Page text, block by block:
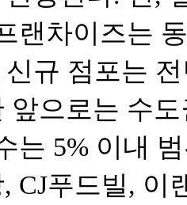
랜차이즈는
규 점포는
앞으로는 수
는 5% 이내
CJ푸드빌, 이